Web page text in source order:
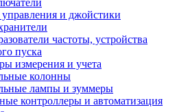
и джойстики
частоты, устройства
пуска
измерения и учета
колонны
лампы и зуммеры
контроллеры и автоматизация